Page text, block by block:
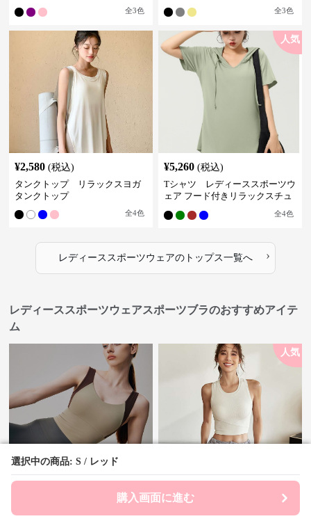
選択中の商品: S / レッド
購入画面に進む
選択中の商品: S / レッド
購入画面に進む
全3色 全3色
¥2,580 (税込)
タンクトップ リラックスヨガ
タンクトップ
全4色
人気
¥5,260 (税込)
Tシャツ レディーススポーツウ
ェア フード付きリラックスチュ
全4色
レディーススポーツウェアのトップス一覧へ ›
レディーススポーツウェアスポーツブラのおすすめアイテ
ム
¥10,260 (税込)
スポーツブラ レディーススポ
人気
¥5,680 (税込)
スポーツブラ スタイリッシュ